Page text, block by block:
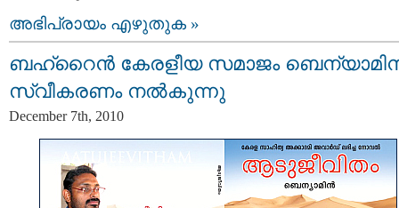
അഭിപ്രായം എഴുതുക »
ബഹ്റൈന്‍ കേരളീയ സമാജം
സ്വീകരണം നല്‍കുന്നു
December 7th, 2010